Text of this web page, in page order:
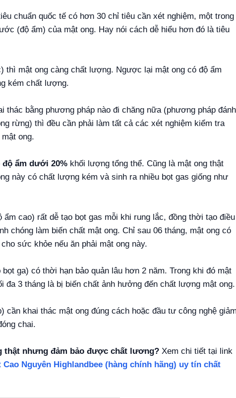
chuẩn quốc tế có hơn 30 chỉ tiêu cần xét nghiệm, một trong
(độ ẩm) của mật ong. Hay nói cách dễ hiểu hơn đó là tiêu
thì mật ong càng chất lượng. Ngược lại mật ong có độ ẩm
kém chất lượng.
thác bằng phương pháp nào đi chăng nữa (phương pháp đánh
rừng) thì đều cần phải làm tất cả các xét nghiệm kiểm tra
ong.
độ ẩm dưới 20% khối lượng tổng thể. Cũng là mật ong thật
này có chất lượng kém và sinh ra nhiều bọt gas giống như
cao) rất dễ tạo bọt gas mỗi khi rung lắc, đồng thời tạo điều
chóng làm biến chất mật ong. Chỉ sau 06 tháng, mật ong có
sức khỏe nếu ăn phải mật ong này.
ga) có thời hạn bảo quản lâu hơn 2 năm. Trong khi đó mật
đa 3 tháng là bị biến chất ảnh hưởng đến chất lượng mật ong.
khai thác mật ong đúng cách hoặc đầu tư công nghệ
chai.
thật nhưng đảm bảo được chất lương? Xem chi tiết tại link
Nguyên Highlandbee (hàng chính hãng) uy tín chất